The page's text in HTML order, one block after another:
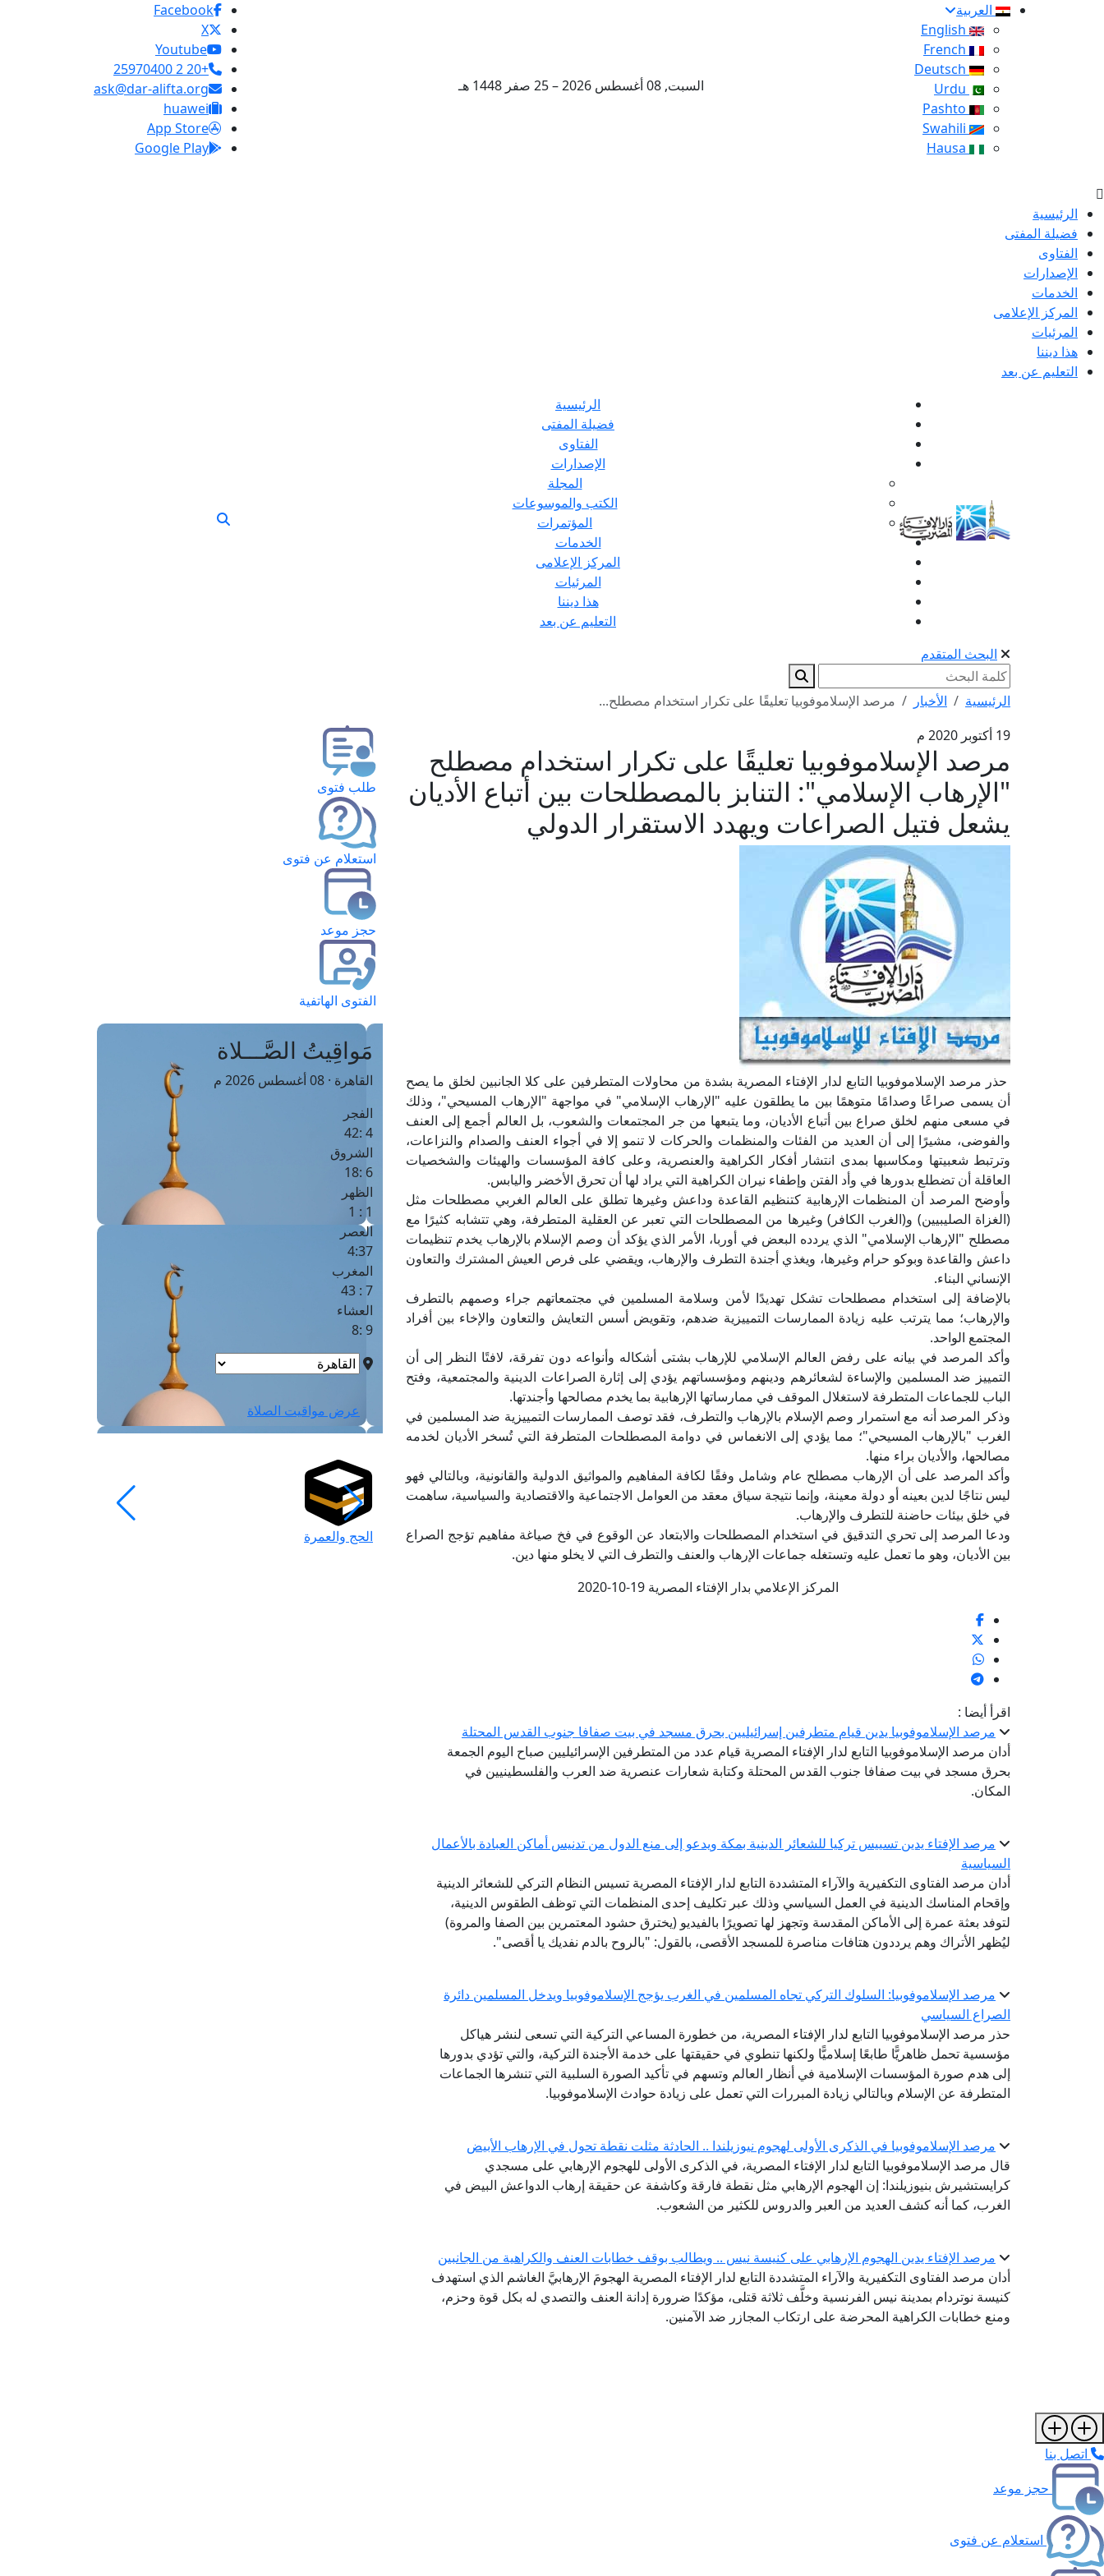
العربية
السبت, 08 أغسطس 2026 – 25 صفر 1448 هـ
Facebook
X
Youtube
+20 2 25970400
ask@dar-alifta.org
huawei
App Store
Google Play
الرئيسية
فضيلة المفتى
الفتاوى
الإصدارات
الخدمات
المركز الإعلامى
المرئيات
هذا ديننا
التعليم عن بعد
الرئيسية
فضيلة المفتى
الفتاوى
الإصدارات
المجلة
الكتب والموسوعات
المؤتمرات
الخدمات
المركز الإعلامى
المرئيات
هذا ديننا
التعليم عن بعد
البحث المتقدم
الرئيسية الأخبار
مرصد الإسلاموفوبيا تعليقًا على تكرار استخدام مصطلح...
19 أكتوبر 2020 م
مرصد الإسلاموفوبيا تعليقًا على تكرار استخدام مصطلح
"الإرهاب الإسلامي": التنابز بالمصطلحات بين أتباع الأديان
يشعل فتيل الصراعات ويهدد الاستقرار الدولي
حذر مرصد الإسلاموفوبيا التابع لدار الإفتاء المصرية بشدة من محاولات المتطرفين على كلا الجانبين لخلق ما يصح
أن يسمى صراعًا وصدامًا متوهمًا بين ما يطلقون عليه "الإرهاب الإسلامي" في مواجهة "الإرهاب المسيحي"، وذلك
في مسعى منهم لخلق صراع بين أتباع الأديان، وما يتبعها من جر المجتمعات والشعوب، بل العالم أجمع إلى العنف
والفوضى، مشيرًا إلى أن العديد من الفئات والمنظمات والحركات لا تنمو إلا في أجواء العنف والصدام والنزاعات،
وترتبط شعبيتها ومكاسبها بمدى انتشار أفكار الكراهية والعنصرية، وعلى كافة المؤسسات والهيئات والشخصيات
العاقلة أن تضطلع بدورها في وأد الفتن وإطفاء نيران الكراهية التي يراد لها أن تحرق الأخضر واليابس.
وأوضح المرصد أن المنظمات الإرهابية كتنظيم القاعدة وداعش وغيرها تطلق على العالم الغربي مصطلحات مثل
(الغزاة الصليبيين) و(الغرب الكافر) وغيرها من المصطلحات التي تعبر عن العقلية المتطرفة، وهي تتشابه كثيرًا مع
مصطلح "الإرهاب الإسلامي" الذي يردده البعض في أوربا، الأمر الذي يؤكد أن وصم الإسلام بالإرهاب يخدم تنظيمات
داعش والقاعدة وبوكو حرام وغيرها، ويغذي أجندة التطرف والإرهاب، ويقضي على فرص العيش المشترك والتعاون
الإنساني البناء.
بالإضافة إلى استخدام مصطلحات تشكل تهديدًا لأمن وسلامة المسلمين في مجتمعاتهم جراء وصمهم بالتطرف
والإرهاب؛ مما يترتب عليه زيادة الممارسات التمييزية ضدهم، وتقويض أسس التعايش والتعاون والإخاء بين أفراد
المجتمع الواحد.
وأكد المرصد في بيانه على رفض العالم الإسلامي للإرهاب بشتى أشكاله وأنواعه دون تفرقة، لافتًا النظر إلى أن
التمييز ضد المسلمين والإساءة لشعائرهم ودينهم ومؤسساتهم يؤدي إلى إثارة الصراعات الدينية والمجتمعية، وفتح
الباب للجماعات المتطرفة لاستغلال الموقف في ممارساتها الإرهابية بما يخدم مصالحها وأجندتها.
وذكر المرصد أنه مع استمرار وصم الإسلام بالإرهاب والتطرف، فقد توصف الممارسات التمييزية ضد المسلمين في
الغرب "بالإرهاب المسيحي"؛ مما يؤدي إلى الانغماس في دوامة المصطلحات المتطرفة التي تُسخر الأديان لخدمه
مصالحها، والأديان براء منها.
وأكد المرصد على أن الإرهاب مصطلح عام وشامل وفقًا لكافة المفاهيم والمواثيق الدولية والقانونية، وبالتالي فهو
ليس نتاجًا لدين بعينه أو دولة معينة، وإنما نتيجة سياق معقد من العوامل الاجتماعية والاقتصادية والسياسية، ساهمت
في خلق بيئات حاضنة للتطرف والإرهاب.
ودعا المرصد إلى تحري التدقيق في استخدام المصطلحات والابتعاد عن الوقوع في فخ صياغة مفاهيم تؤجج الصراع
بين الأديان، وهو ما تعمل عليه وتستغله جماعات الإرهاب والعنف والتطرف التي لا يخلو منها دين.
المركز الإعلامي بدار الإفتاء المصرية 19-10-2020
اقرأ أيضا :
مرصد الإسلاموفوبيا يدين قيام متطرفين إسرائيليين بحرق مسجد في بيت صفافا جنوب القدس المحتلة
أدان مرصد الإسلاموفوبيا التابع لدار الإفتاء المصرية قيام عدد من المتطرفين الإسرائيليين صباح اليوم الجمعة
بحرق مسجد في بيت صفافا جنوب القدس المحتلة وكتابة شعارات عنصرية ضد العرب والفلسطينيين في
المكان.
مرصد الإفتاء يدين تسييس تركيا للشعائر الدينية بمكة ويدعو إلى منع الدول من تدنيس أماكن العبادة بالأعمال
السياسية
أدان مرصد الفتاوى التكفيرية والآراء المتشددة التابع لدار الإفتاء المصرية تسيس النظام التركي للشعائر الدينية
وإقحام المناسك الدينية في العمل السياسي وذلك عبر تكليف إحدى المنظمات التي توظف الطقوس الدينية،
لتوفد بعثة عمرة إلى الأماكن المقدسة وتجهز لها تصويرًا بالفيديو (يخترق حشود المعتمرين بين الصفا والمروة)
ليُظهر الأتراك وهم يرددون هتافات مناصرة للمسجد الأقصى، بالقول: "بالروح بالدم نفديك يا أقصى".
مرصد الإسلاموفوبيا: السلوك التركي تجاه المسلمين في الغرب يؤجج الإسلاموفوبيا ويدخل المسلمين دائرة
الصراع السياسي
حذر مرصد الإسلاموفوبيا التابع لدار الإفتاء المصرية، من خطورة المساعي التركية التي تسعى لنشر هياكل
مؤسسية تحمل ظاهريًّا طابعًا إسلاميًّا ولكنها تنطوي في حقيقتها على خدمة الأجندة التركية، والتي تؤدي بدورها
إلى هدم صورة المؤسسات الإسلامية في أنظار العالم وتسهم في تأكيد الصورة السلبية التي تنشرها الجماعات
المتطرفة عن الإسلام وبالتالي زيادة المبررات التي تعمل على زيادة حوادث الإسلاموفوبيا.
مرصد الإسلاموفوبيا في الذكرى الأولى لهجوم نيوزيلندا .. الحادثة مثلت نقطة تحول في الإرهاب الأبيض
قال مرصد الإسلاموفوبيا التابع لدار الإفتاء المصرية، في الذكرى الأولى للهجوم الإرهابي على مسجدي
كرايستشيرش بنيوزيلندا: إن الهجوم الإرهابي مثل نقطة فارقة وكاشفة عن حقيقة إرهاب الدواعش البيض في
الغرب، كما أنه كشف العديد من العبر والدروس للكثير من الشعوب.
مرصد الإفتاء يدين الهجوم الإرهابي على كنيسة نيس .. ويطالب بوقف خطابات العنف والكراهية من الجانبين
أدان مرصد الفتاوى التكفيرية والآراء المتشددة التابع لدار الإفتاء المصرية الهجومَ الإرهابيَّ الغاشم الذي استهدف
كنيسة نوتردام بمدينة نيس الفرنسية وخلَّف ثلاثة قتلى، مؤكدًا ضرورة إدانة العنف والتصدي له بكل قوة وحزم،
ومنع خطابات الكراهية المحرضة على ارتكاب المجازر ضد الآمنين.
طلب فتوى
استعلام عن فتوى
حجز موعد
الفتوى الهاتفية
مَواقِيتُ الصَّـــلاة
القاهرة · 08 أغسطس 2026 م
الفجر
4 :42
الشروق
6 :18
الظهر
1 : 1
العصر
4:37
المغرب
7 : 43
العشاء
9 :8
عرض مواقيت الصلاة
الحج والعمرة
اتصل بنا
حجز موعد
استعلام عن فتوى